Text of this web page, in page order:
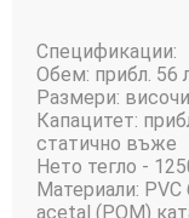
Спецификации:
Обем: прибл. 56
Размери:
Капацитет:
статично въже
Нето тегло -
Материали:
acetal (POM)